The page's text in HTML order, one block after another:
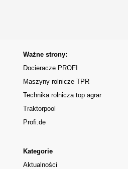
Kategorie
Aktualności
Ważne strony:
Docieracze PROFI
Maszyny rolnicze TPR
Technika rolnicza top agrar
Traktorpool
Profi.de